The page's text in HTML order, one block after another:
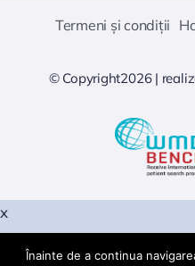
Termeni și condiții
© Copyright2026 |
Înainte de a continua
x
Warning: PHP Startup: